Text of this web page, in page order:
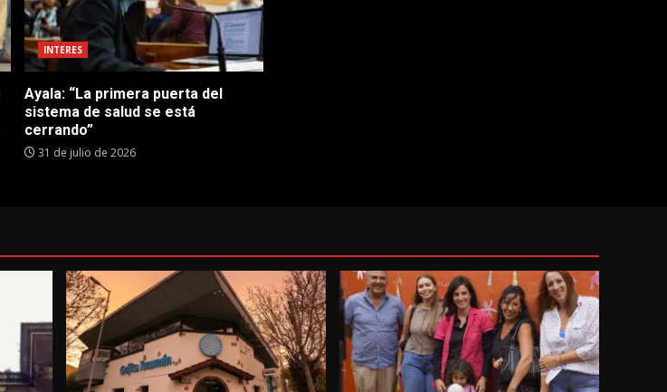
INTERES
Ayala: “La primera puerta del
sistema de salud se está
cerrando”
31 de julio de 2026